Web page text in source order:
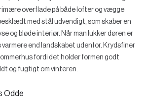
overflade på både lofter og vægge
med stål udvendigt, som skaber en
og bløde interiør. Når man lukker døren er
varmere end landskabet udenfor. Krydsfiner
fordi det holder formen godt
og fugtigt om vinteren.
Odde